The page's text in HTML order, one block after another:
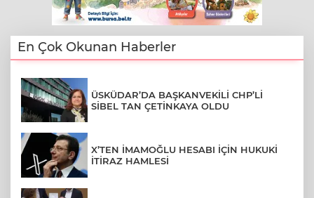
En Çok Okunan Haberler
ÜSKÜDAR’DA BAŞKANVEKİLİ CHP’Lİ
SİBEL TAN ÇETİNKAYA OLDU
X’TEN İMAMOĞLU HESABI İÇİN HUKUKİ
İTİRAZ HAMLESİ